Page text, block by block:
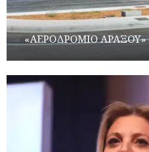
«ΑΕΡΟΔΡΟΜΙΟ ΑΡΑΞΟΥ»